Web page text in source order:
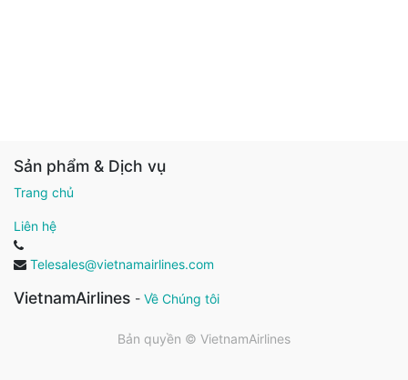
Sản phẩm & Dịch vụ
Trang chủ
Liên hệ
Telesales@vietnamairlines.com
VietnamAirlines - Về Chúng tôi
Bản quyền © VietnamAirlines